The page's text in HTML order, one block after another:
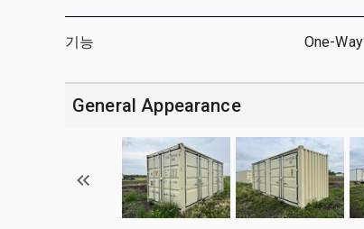
기능 One-Way
General Appearance